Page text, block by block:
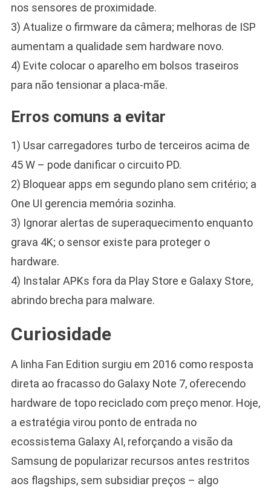
nos sensores de proximidade.
3) Atualize o firmware da câmera; melhoras de ISP
aumentam a qualidade sem hardware novo.
4) Evite colocar o aparelho em bolsos traseiros
para não tensionar a placa-mãe.
Erros comuns a evitar
1) Usar carregadores turbo de terceiros acima de
45 W – pode danificar o circuito PD.
2) Bloquear apps em segundo plano sem critério; a
One UI gerencia memória sozinha.
3) Ignorar alertas de superaquecimento enquanto
grava 4K; o sensor existe para proteger o
hardware.
4) Instalar APKs fora da Play Store e Galaxy Store,
abrindo brecha para malware.
Curiosidade
A linha Fan Edition surgiu em 2016 como resposta
direta ao fracasso do Galaxy Note 7, oferecendo
hardware de topo reciclado com preço menor. Hoje,
a estratégia virou ponto de entrada no
ecossistema Galaxy AI, reforçando a visão da
Samsung de popularizar recursos antes restritos
aos flagships, sem subsidiar preços – algo